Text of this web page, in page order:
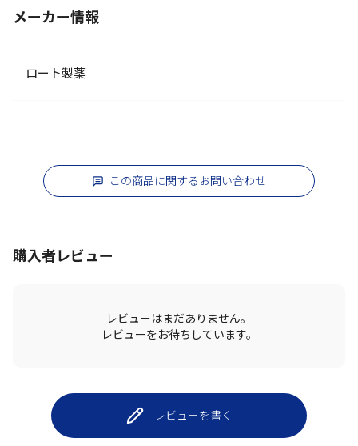
メーカー情報
ロート製薬
この商品に関するお問い合わせ
購入者レビュー
レビューはまだありません。
レビューをお待ちしています。
レビューを書く